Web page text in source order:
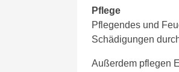
Pflege
Pflegendes und
Schädigungen
Außerdem pflegen